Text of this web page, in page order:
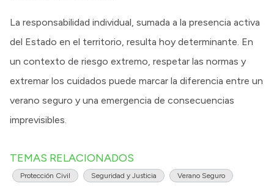
La responsabilidad individual, sumada a la presencia activa
del Estado en el territorio, resulta hoy determinante. En
un contexto de riesgo extremo, respetar las normas y
extremar los cuidados puede marcar la diferencia entre un
verano seguro y una emergencia de consecuencias
imprevisibles.
TEMAS RELACIONADOS
Protección Civil Seguridad y Justicia Verano Seguro